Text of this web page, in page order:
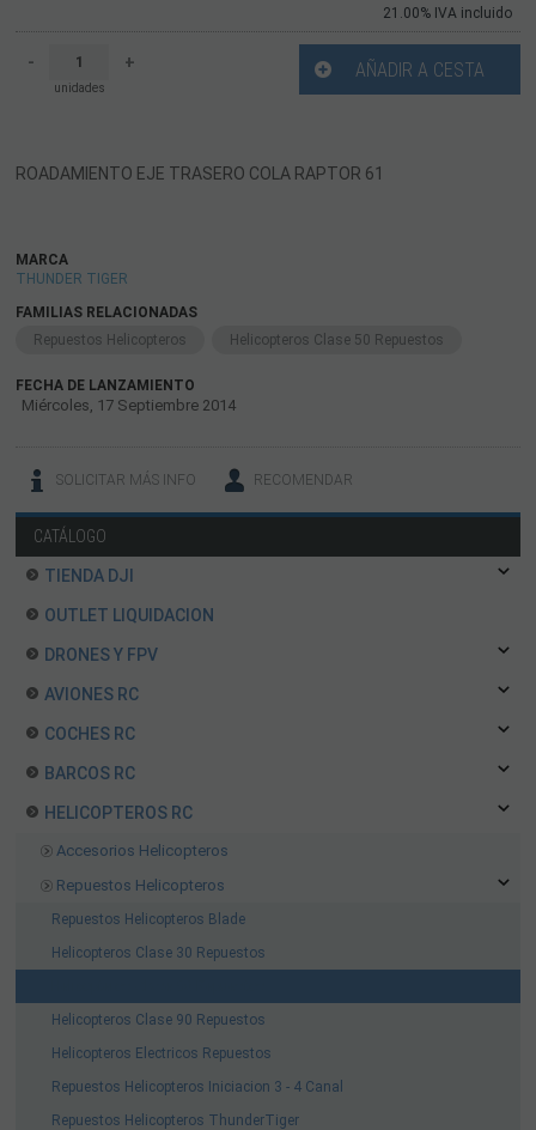
21.00% IVA incluido
-
unidades
+ AÑADIR A CESTA
ROADAMIENTO EJE TRASERO COLA RAPTOR 61
MARCA
THUNDER TIGER
FAMILIAS RELACIONADAS
Repuestos Helicopteros
Helicopteros Clase 50 Repuestos
FECHA DE LANZAMIENTO
Miércoles, 17 Septiembre 2014
SOLICITAR MÁS INFO RECOMENDAR
CATÁLOGO
TIENDA DJI
OUTLET LIQUIDACION
DRONES Y FPV
AVIONES RC
COCHES RC
BARCOS RC
HELICOPTEROS RC
Accesorios Helicopteros
Repuestos Helicopteros
Repuestos Helicopteros Blade
Helicopteros Clase 30 Repuestos
Helicopteros Clase 90 Repuestos
Helicopteros Electricos Repuestos
Repuestos Helicopteros Iniciacion 3 - 4 Canal
Repuestos Helicopteros ThunderTiger